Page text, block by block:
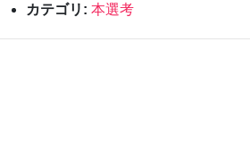
カテゴリ: 本選考